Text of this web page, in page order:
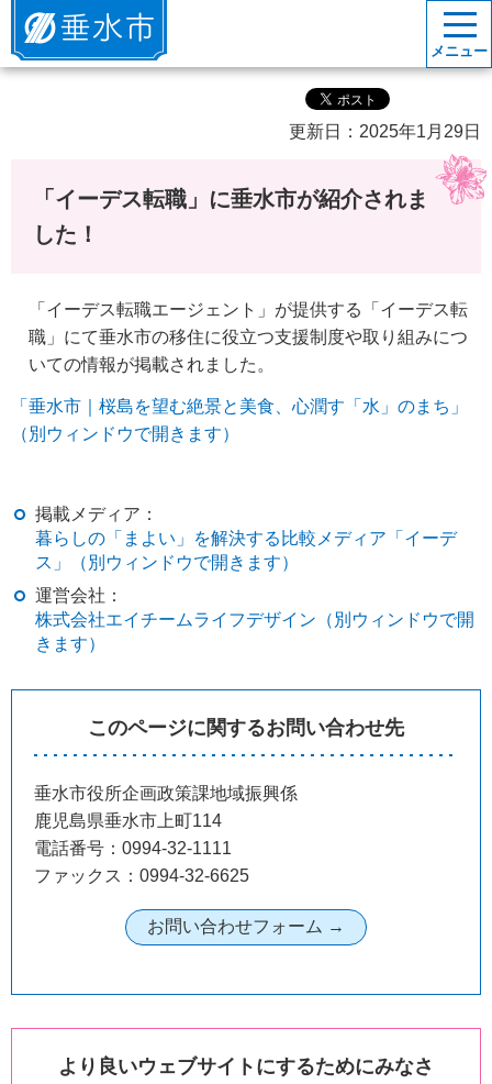
垂水市
メニュー
更新日：2025年1月29日
「イーデス転職」に垂水市が紹介されま
した！
「イーデス転職エージェント」が提供する「イーデス転
職」にて垂水市の移住に役立つ支援制度や取り組みにつ
いての情報が掲載されました。
「垂水市｜桜島を望む絶景と美食、心潤す「水」のまち」
（別ウィンドウで開きます）
掲載メディア：
暮らしの「まよい」を解決する比較メディア「イーデ
ス」（別ウィンドウで開きます）
運営会社：
株式会社エイチームライフデザイン（別ウィンドウで開
きます）
このページに関するお問い合わせ先
垂水市役所企画政策課地域振興係
鹿児島県垂水市上町114
電話番号：0994-32-1111
ファックス：0994-32-6625
より良いウェブサイトにするためにみなさ